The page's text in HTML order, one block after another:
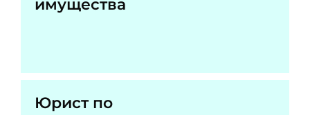
Юрист по